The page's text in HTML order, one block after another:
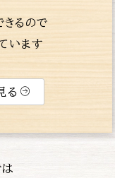
るので
います
る
は